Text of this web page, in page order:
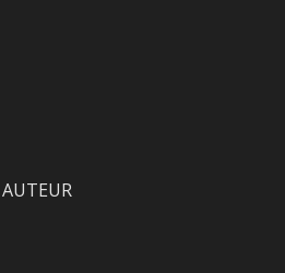
AUTEUR